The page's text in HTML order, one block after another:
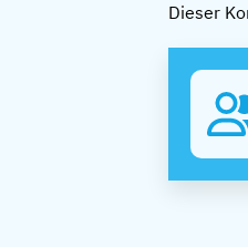
Dieser